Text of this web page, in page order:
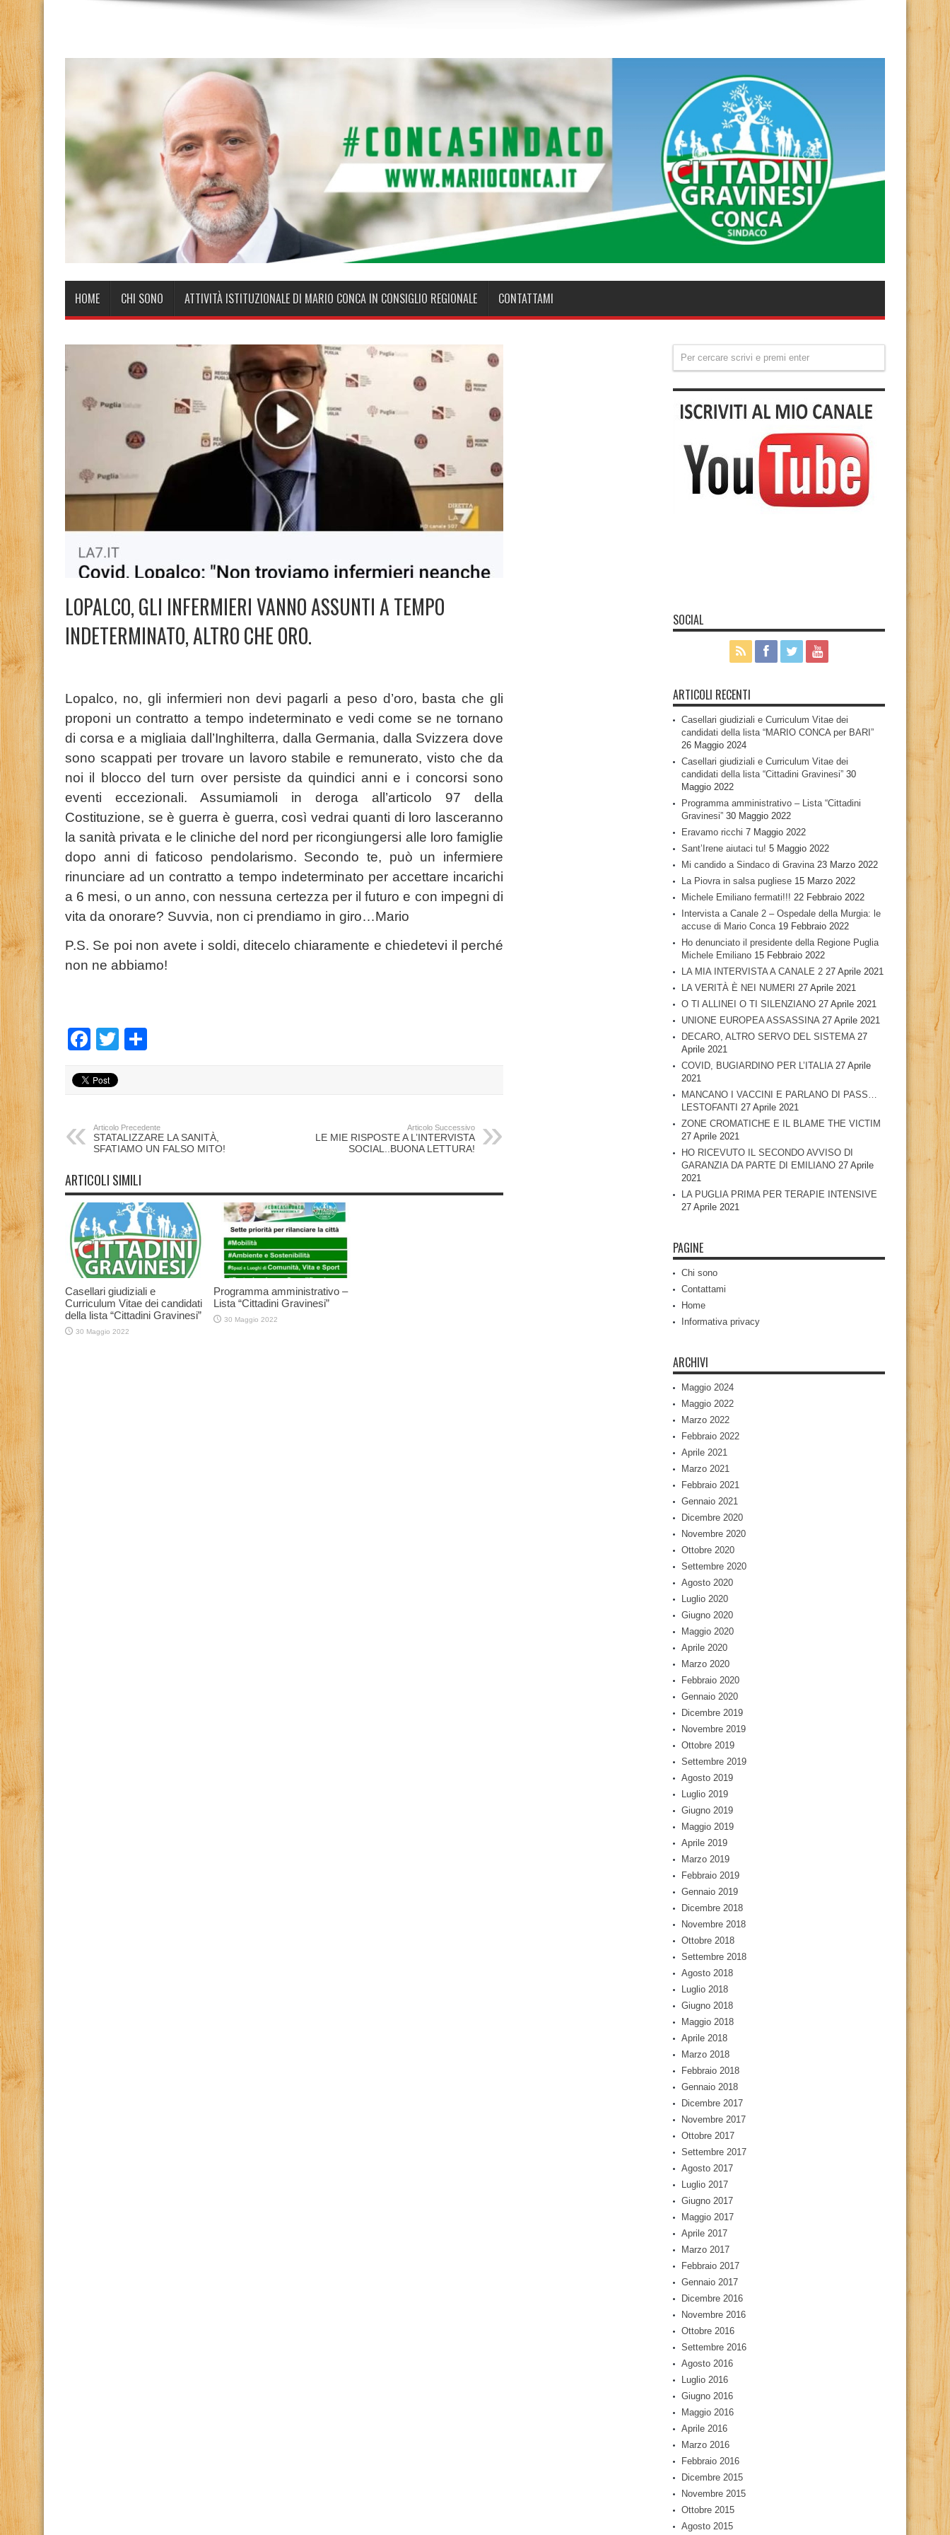
HOME CHI SONO ATTIVITÀ ISTITUZIONALE DI MARIO CONCA IN CONSIGLIO REGIONALE CONTATTAMI
LOPALCO, GLI INFERMIERI VANNO ASSUNTI A TEMPO
INDETERMINATO, ALTRO CHE ORO.
Lopalco, no, gli infermieri non devi pagarli a peso d’oro, basta che gli
proponi un contratto a tempo indeterminato e vedi come se ne tornano
di corsa e a migliaia dall’Inghilterra, dalla Germania, dalla Svizzera dove
sono scappati per trovare un lavoro stabile e remunerato, visto che da
noi il blocco del turn over persiste da quindici anni e i concorsi sono
eventi eccezionali. Assumiamoli in deroga all’articolo 97 della
Costituzione, se è guerra è guerra, così vedrai quanti di loro lasceranno
la sanità privata e le cliniche del nord per ricongiungersi alle loro famiglie
dopo anni di faticoso pendolarismo. Secondo te, può un infermiere
rinunciare ad un contratto a tempo indeterminato per accettare incarichi
a 6 mesi, o un anno, con nessuna certezza per il futuro e con impegni di
vita da onorare? Suvvia, non ci prendiamo in giro…Mario
P.S. Se poi non avete i soldi, ditecelo chiaramente e chiedetevi il perché
non ne abbiamo!
Facebook
Twitter
Articolo Precedente
STATALIZZARE LA SANITÀ,
SFATIAMO UN FALSO MITO!
Articolo Successivo
LE MIE RISPOSTE A L’INTERVISTA
SOCIAL..BUONA LETTURA!
ARTICOLI SIMILI
Casellari giudiziali e
Curriculum Vitae dei candidati
della lista “Cittadini Gravinesi”
30 Maggio 2022
Programma amministrativo –
Lista “Cittadini Gravinesi”
30 Maggio 2022
SOCIAL
ARTICOLI RECENTI
Casellari giudiziali e Curriculum Vitae dei
candidati della lista “MARIO CONCA per BARI”
26 Maggio 2024
Casellari giudiziali e Curriculum Vitae dei
candidati della lista “Cittadini Gravinesi” 30
Maggio 2022
Programma amministrativo – Lista “Cittadini
Gravinesi” 30 Maggio 2022
Eravamo ricchi 7 Maggio 2022
Sant’Irene aiutaci tu! 5 Maggio 2022
Mi candido a Sindaco di Gravina 23 Marzo 2022
La Piovra in salsa pugliese 15 Marzo 2022
Michele Emiliano fermati!!! 22 Febbraio 2022
Intervista a Canale 2 – Ospedale della Murgia: le
accuse di Mario Conca 19 Febbraio 2022
Ho denunciato il presidente della Regione Puglia
Michele Emiliano 15 Febbraio 2022
LA MIA INTERVISTA A CANALE 2 27 Aprile 2021
LA VERITÀ È NEI NUMERI 27 Aprile 2021
O TI ALLINEI O TI SILENZIANO 27 Aprile 2021
UNIONE EUROPEA ASSASSINA 27 Aprile 2021
DECARO, ALTRO SERVO DEL SISTEMA 27
Aprile 2021
COVID, BUGIARDINO PER L’ITALIA 27 Aprile
2021
MANCANO I VACCINI E PARLANO DI PASS…
LESTOFANTI 27 Aprile 2021
ZONE CROMATICHE E IL BLAME THE VICTIM
27 Aprile 2021
HO RICEVUTO IL SECONDO AVVISO DI
GARANZIA DA PARTE DI EMILIANO 27 Aprile
2021
LA PUGLIA PRIMA PER TERAPIE INTENSIVE
27 Aprile 2021
PAGINE
Chi sono
Contattami
Home
Informativa privacy
ARCHIVI
Maggio 2024
Maggio 2022
Marzo 2022
Febbraio 2022
Aprile 2021
Marzo 2021
Febbraio 2021
Gennaio 2021
Dicembre 2020
Novembre 2020
Ottobre 2020
Settembre 2020
Agosto 2020
Luglio 2020
Giugno 2020
Maggio 2020
Aprile 2020
Marzo 2020
Febbraio 2020
Gennaio 2020
Dicembre 2019
Novembre 2019
Ottobre 2019
Settembre 2019
Agosto 2019
Luglio 2019
Giugno 2019
Maggio 2019
Aprile 2019
Marzo 2019
Febbraio 2019
Gennaio 2019
Dicembre 2018
Novembre 2018
Ottobre 2018
Settembre 2018
Agosto 2018
Luglio 2018
Giugno 2018
Maggio 2018
Aprile 2018
Marzo 2018
Febbraio 2018
Gennaio 2018
Dicembre 2017
Novembre 2017
Ottobre 2017
Settembre 2017
Agosto 2017
Luglio 2017
Giugno 2017
Maggio 2017
Aprile 2017
Marzo 2017
Febbraio 2017
Gennaio 2017
Dicembre 2016
Novembre 2016
Ottobre 2016
Settembre 2016
Agosto 2016
Luglio 2016
Giugno 2016
Maggio 2016
Aprile 2016
Marzo 2016
Febbraio 2016
Dicembre 2015
Novembre 2015
Ottobre 2015
Agosto 2015